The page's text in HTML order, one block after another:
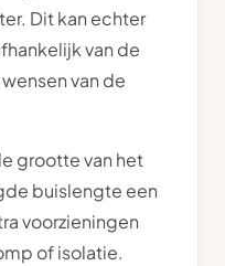
Dit kan echter
van de
van de
grootte van het
buislengte een
voorzieningen
of isolatie.